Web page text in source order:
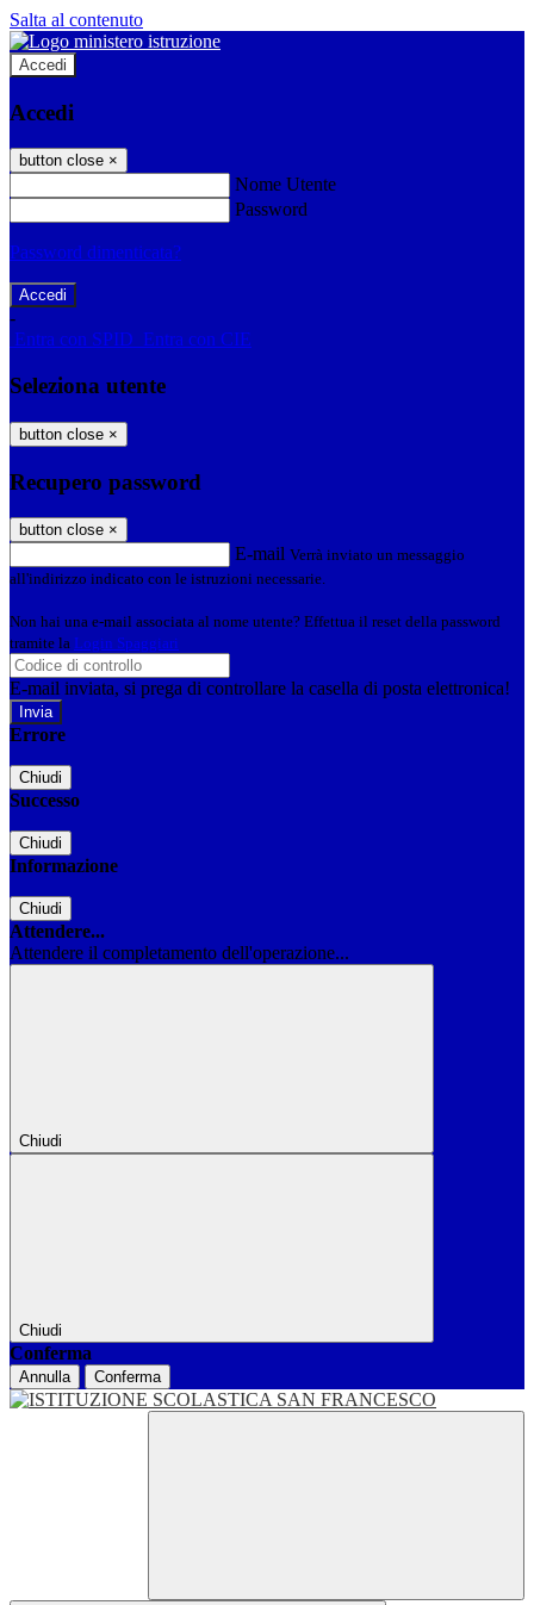
Salta al contenuto
Accedi
Accedi
button close ×
Nome Utente
Password
Password dimenticata?
-
Entra con SPID Entra con CIE
Seleziona utente
button close ×
Recupero password
button close ×
E-mail Verrà inviato un messaggio
all'indirizzo indicato con le istruzioni necessarie.
Non hai una e-mail associata al nome utente? Effettua il reset della password
tramite la Login Spaggiari
E-mail inviata, si prega di controllare la casella di posta elettronica!
Errore
Chiudi
Successo
Chiudi
Informazione
Chiudi
Attendere...
Attendere il completamento dell'operazione...
Chiudi
Chiudi
Conferma
Annulla Conferma